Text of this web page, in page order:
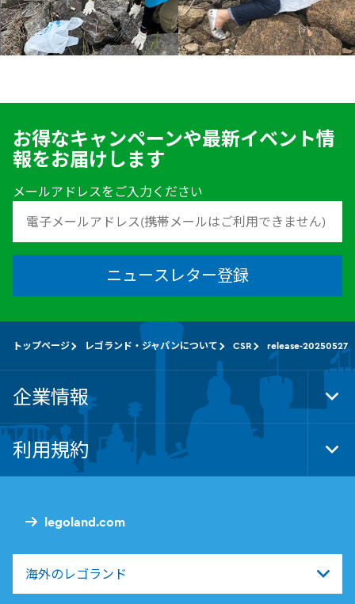
お得なキャンペーンや最新イベント情
報をお届けします
メールアドレスをご入力ください
ニュースレター登録
legoland.com
海外のレゴランド
トップページ レゴランド・ジャパンについて CSR release-20250527
企業情報
利用規約